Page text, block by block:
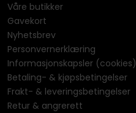
Våre butikker
Gavekort
Nyhetsbrev
Personvernerklæring
Informasjonskapsler (cookies)
Betaling- & kjøpsbetingelser
Frakt- & leveringsbetingelser
Retur & angrerett